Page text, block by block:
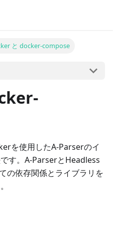
と docker-compose
を使用したA-Parserのイ
す。A-ParserとHeadless
の依存関係とライブラリを